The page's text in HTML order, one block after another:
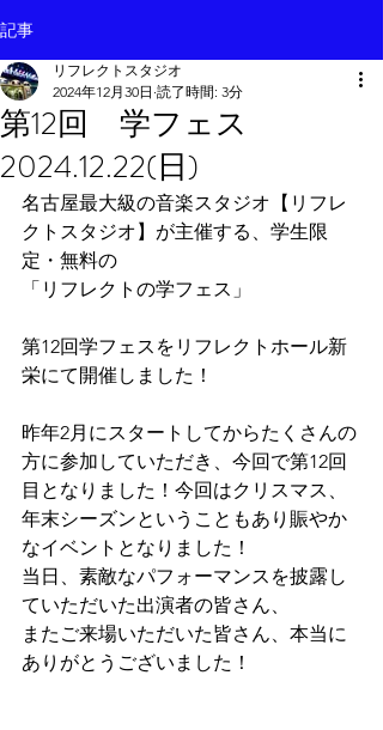
記事
第12回 学フェス
2024.12.22(日)
リフレクトスタジオ
2024年12月30日 読了時間: 3分
名古屋最大級の音楽スタジオ【リフレ
クトスタジオ】が主催する、学生限
定・無料の
「リフレクトの学フェス」
第12回学フェスをリフレクトホール新
栄にて開催しました！
昨年2月にスタートしてからたくさんの
方に参加していただき、今回で第12回
目となりました！今回はクリスマス、
年末シーズンということもあり賑やか
なイベントとなりました！
当日、素敵なパフォーマンスを披露し
ていただいた出演者の皆さん、
またご来場いただいた皆さん、本当に
ありがとうございました！